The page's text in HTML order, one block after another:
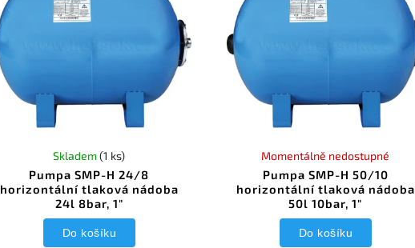
Pumpa SMP-H 24/8
horizontální tlaková nádoba
24l 8bar, 1"
Skladem(1 ks)
Do košíku
Pumpa SMP-H 50/10
horizontální tlaková nádoba
50l 10bar, 1"
Momentálně nedostupné
Do košíku